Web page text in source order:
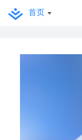
首页